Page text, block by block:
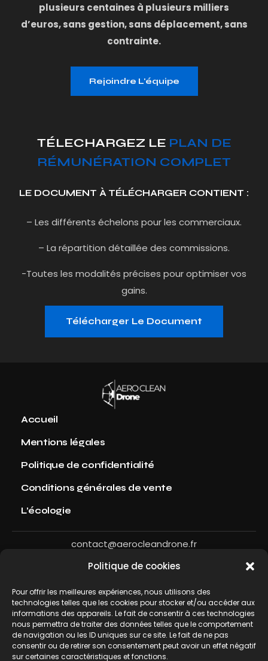
Politique de cookies
Pour offrir les meilleures expériences, nous utilisons des
technologies telles que les cookies pour stocker et/ou accéder aux
informations des appareils. Le fait de consentir à ces technologies
nous permettra de traiter des données telles que le comportement
de navigation ou les ID uniques sur ce site. Le fait de ne pas
consentir ou de retirer son consentement peut avoir un effet négatif
sur certaines caractéristiques et fonctions.
plusieurs centaines à plusieurs milliers
d’euros, sans gestion, sans déplacement, sans
contrainte.
Rejoindre L'équipe
TÉLECHARGEZ LE PLAN DE
RÉMUNÉRATION COMPLET
LE DOCUMENT À TÉLÉCHARGER CONTIENT :
– Les différents échelons pour les commerciaux.
– La répartition détaillée des commissions.
-Toutes les modalités précises pour optimiser vos
gains.
Télécharger Le Document
Accueil
Mentions légales
Politique de confidentialité
Conditions générales de vente
L’écologie
contact@aerocleandrone.fr
Partenaire